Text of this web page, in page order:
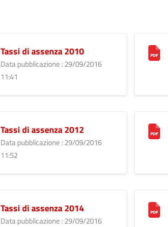
Tassi di assenza 2010
Data pubblicazione : 29/09/2016
11:41
Tassi di assenza 2012
Data pubblicazione : 29/09/2016
11:52
Tassi di assenza 2014
Data pubblicazione : 29/09/2016